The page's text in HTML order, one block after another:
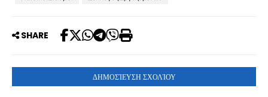
SHARE
ΔΗΜΟΣΊΕΥΣΗ ΣΧΟΛΊΟΥ